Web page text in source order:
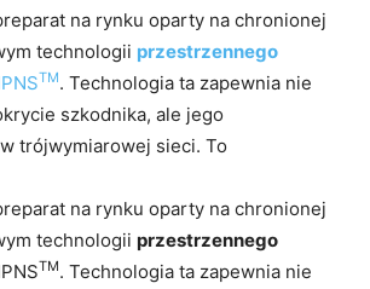
na rynku oparty na chronionej
technologii przestrzennego
TM. Technologia ta zapewnia nie
szkodnika, ale jego
w trójwymiarowej sieci. To
na rynku oparty na chronionej
technologii przestrzennego
TM. Technologia ta zapewnia nie